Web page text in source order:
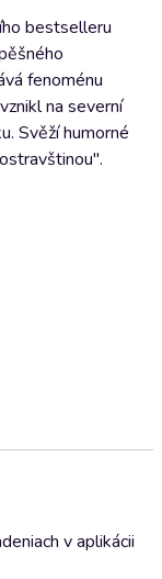
bestselleru
fenoménu
na severní
Svěží humorné
v aplikácii